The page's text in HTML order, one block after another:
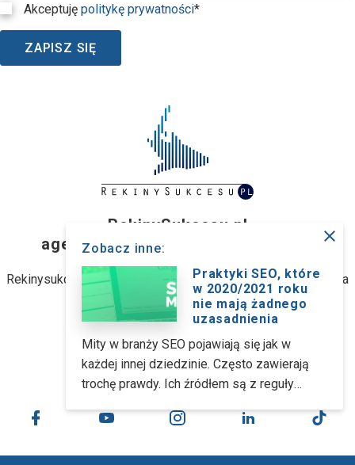
Akceptuję politykę prywatności*
ZAPISZ SIĘ
RekinySukcesu.pl
agencja interaktywna z Wrocławia
Rekinysukcesu.pl Sp. z o.o. (dawniej: Rekinysukcesu.pl Spółka
jawna M. Biernacki)
ul. Stanisławowska 47, 54-611 Wrocław
kontakt@rekinysukcesu.pl
Zobacz inne:
close
Praktyki SEO, które
w 2020/2021 roku
nie mają żadnego
uzasadnienia
Mity w branży SEO pojawiają się jak w
każdej innej dziedzinie. Często zawierają
trochę prawdy. Ich źródłem są z reguły
SEO i utarte praktyki, które niekoniecznie